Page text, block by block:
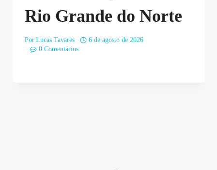
Rio Grande do Norte
Por Lucas Tavares
6 de agosto de 2026
0 Comentários